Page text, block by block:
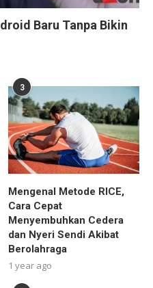
Baru Tanpa Bikin
3
Mengenal Metode RICE,
Cara Cepat
Menyembuhkan Cedera
dan Nyeri Sendi Akibat
Berolahraga
1 year ago